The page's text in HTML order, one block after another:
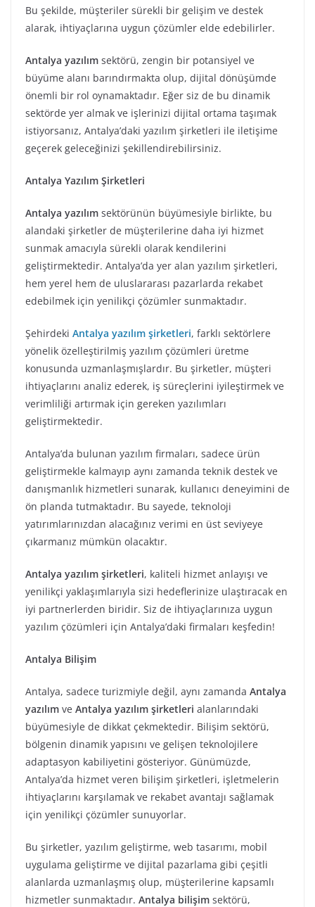
Bu şekilde, müşteriler sürekli bir gelişim ve destek
alarak, ihtiyaçlarına uygun çözümler elde edebilirler.
Antalya yazılım sektörü, zengin bir potansiyel ve
büyüme alanı barındırmakta olup, dijital dönüşümde
önemli bir rol oynamaktadır. Eğer siz de bu dinamik
sektörde yer almak ve işlerinizi dijital ortama taşımak
istiyorsanız, Antalya’daki yazılım şirketleri ile iletişime
geçerek geleceğinizi şekillendirebilirsiniz.
Antalya Yazılım Şirketleri
Antalya yazılım sektörünün büyümesiyle birlikte, bu
alandaki şirketler de müşterilerine daha iyi hizmet
sunmak amacıyla sürekli olarak kendilerini
geliştirmektedir. Antalya’da yer alan yazılım şirketleri,
hem yerel hem de uluslararası pazarlarda rekabet
edebilmek için yenilikçi çözümler sunmaktadır.
Şehirdeki Antalya yazılım şirketleri, farklı sektörlere
yönelik özelleştirilmiş yazılım çözümleri üretme
konusunda uzmanlaşmışlardır. Bu şirketler, müşteri
ihtiyaçlarını analiz ederek, iş süreçlerini iyileştirmek ve
verimliliği artırmak için gereken yazılımları
geliştirmektedir.
Antalya’da bulunan yazılım firmaları, sadece ürün
geliştirmekle kalmayıp aynı zamanda teknik destek ve
danışmanlık hizmetleri sunarak, kullanıcı deneyimini de
ön planda tutmaktadır. Bu sayede, teknoloji
yatırımlarınızdan alacağınız verimi en üst seviyeye
çıkarmanız mümkün olacaktır.
Antalya yazılım şirketleri, kaliteli hizmet anlayışı ve
yenilikçi yaklaşımlarıyla sizi hedeflerinize ulaştıracak en
iyi partnerlerden biridir. Siz de ihtiyaçlarınıza uygun
yazılım çözümleri için Antalya’daki firmaları keşfedin!
Antalya Bilişim
Antalya, sadece turizmiyle değil, aynı zamanda Antalya
yazılım ve Antalya yazılım şirketleri alanlarındaki
büyümesiyle de dikkat çekmektedir. Bilişim sektörü,
bölgenin dinamik yapısını ve gelişen teknolojilere
adaptasyon kabiliyetini gösteriyor. Günümüzde,
Antalya’da hizmet veren bilişim şirketleri, işletmelerin
ihtiyaçlarını karşılamak ve rekabet avantajı sağlamak
için yenilikçi çözümler sunuyorlar.
Bu şirketler, yazılım geliştirme, web tasarımı, mobil
uygulama geliştirme ve dijital pazarlama gibi çeşitli
alanlarda uzmanlaşmış olup, müşterilerine kapsamlı
hizmetler sunmaktadır. Antalya bilişim sektörü,